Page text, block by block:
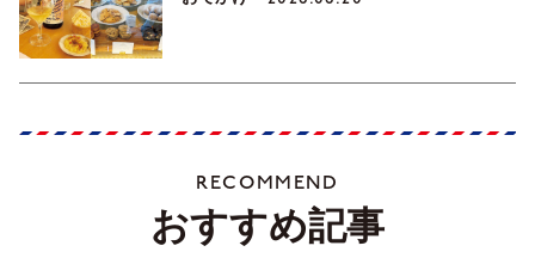
RECOMMEND
おすすめ記事